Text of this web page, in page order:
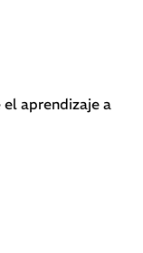
aprendizaje a